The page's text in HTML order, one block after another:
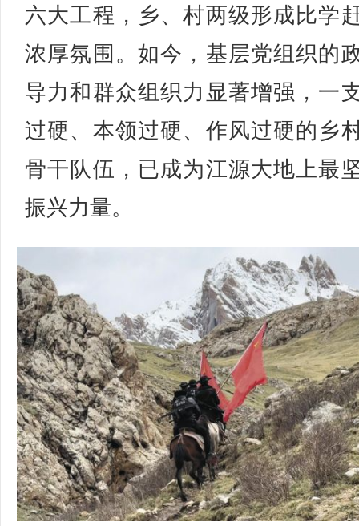
六大工程，乡、村两级形成比学
浓厚氛围。如今，基层党组织的
导力和群众组织力显著增强，一
过硬、本领过硬、作风过硬的乡
骨干队伍，已成为江源大地上最
振兴力量。